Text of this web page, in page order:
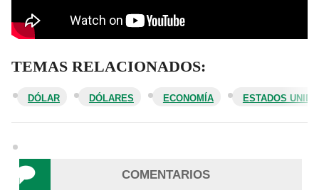
TEMAS RELACIONADOS:
DÓLAR DÓLARES ECONOMÍA ESTADOS
COMENTARIOS